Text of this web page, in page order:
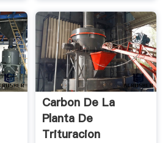
Carbon De La
Planta De
Trituracion